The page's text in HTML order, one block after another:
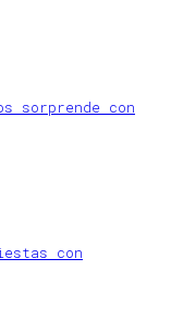
sorprende con
con